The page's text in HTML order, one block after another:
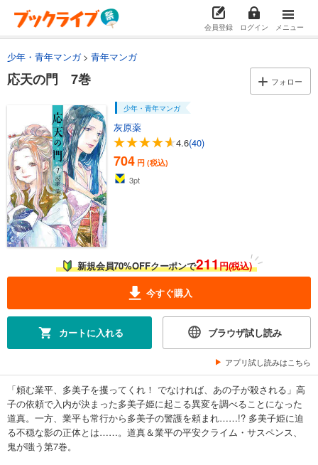
会員登録 ログイン メニュー
少年・青年マンガ 青年マンガ
応天の門 7巻 フォロー
少年・青年マンガ
灰原薬
4.6(40)
704 円 (税込)
3pt
新規会員70%OFFクーポンで211円(税込)
今すぐ購入
カートに入れる ブラウザ試し読み
アプリ試し読みはこちら
「頼む業平、多美子を攫ってくれ！ でなければ、あの子が殺される」高
子の依頼で入内が決まった多美子姫に起こる異変を調べることになった
道真。一方、業平も常行から多美子の警護を頼まれ……!? 多美子姫に迫
る不穏な影の正体とは……。道真＆業平の平安クライム・サスペンス、
鬼が嗤う第7巻。